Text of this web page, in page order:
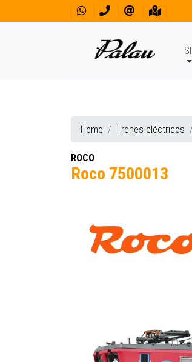
Home Trenes eléctricos
ROCO
Roco 7500013